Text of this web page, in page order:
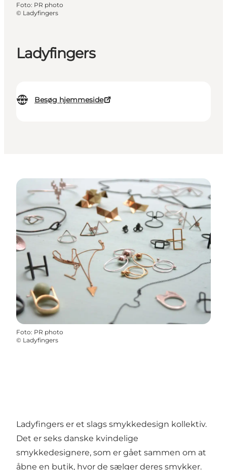
Ladyfingers
Besøg hjemmeside
Foto: PR photo
© Ladyfingers
Foto: PR photo
© Ladyfingers
Ladyfingers er et slags smykkedesign kollektiv.
Det er seks danske kvindelige
smykkedesignere, som er gået sammen om at
åbne en butik, hvor de sælger deres smykker.